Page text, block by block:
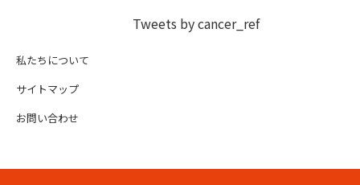
Tweets by cancer_ref
私たちについて
サイトマップ
お問い合わせ